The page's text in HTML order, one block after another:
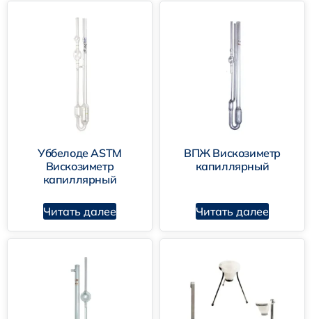
Уббелоде ASTM
Вискозиметр
капиллярный
Читать далее
ВПЖ Вискозиметр
капиллярный
Читать далее